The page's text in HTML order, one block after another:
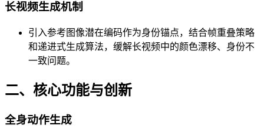
长视频生成机制
引入参考图像潜在编码作为身份锚点，结合帧重叠策略
和递进式生成算法，缓解长视频中的颜色漂移、身份不
一致问题。
二、核心功能与创新
全身动作生成